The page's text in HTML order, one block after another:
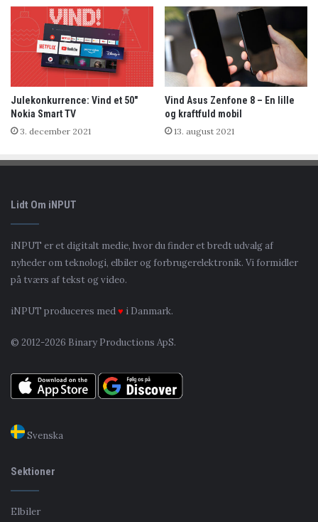
Julekonkurrence: Vind et 50″
Nokia Smart TV
3. december 2021
Vind Asus Zenfone 8 – En lille
og kraftfuld mobil
13. august 2021
Lidt Om iNPUT
iNPUT er et digitalt medie, hvor du finder et bredt udvalg af
nyheder om teknologi, elbiler og forbrugerelektronik. Vi formidler
på tværs af tekst og video.
iNPUT produceres med♥ i Danmark.
© 2012-2026 Binary Productions ApS.
Svenska
Sektioner
Elbiler